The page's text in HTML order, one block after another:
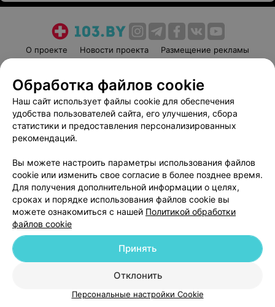
О проекте Новости проекта
Размещение рекламы
Пользовательское соглашение
Способы оплаты
Вакансии
Партнеры
Написать руководителю 103.by
Обработка персональных данных
© 2026 ООО «Артокс Лаб», УНП 191700409
| 220012, Республика Беларусь,
Служба поддержки +375 291212755
Обработка файлов cookie
Наш сайт использует файлы cookie для обеспечения
удобства пользователей сайта, его улучшения, сбора
статистики и предоставления персонализированных
рекомендаций.
Вы можете настроить параметры использования файлов
cookie или изменить свое согласие в более позднее время.
Для получения дополнительной информации о целях,
сроках и порядке использования файлов cookie вы
можете ознакомиться с нашей Политикой обработки
файлов cookie
Отклонить
Принять
Персональные настройки Cookie